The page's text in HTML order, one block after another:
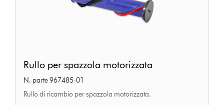
per
spazzola
motorizzata
Rullo per spazzola motorizzata
N. parte 967485-01
Rullo di ricambio per spazzola motorizzata.